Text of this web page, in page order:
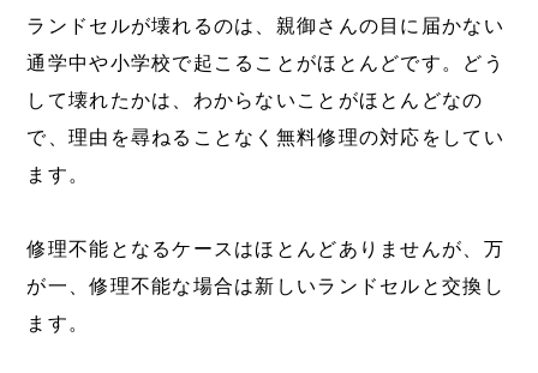
ランドセルが壊れるのは、親御さんの目に届かない
通学中や小学校で起こることがほとんどです。どう
して壊れたかは、わからないことがほとんどなの
で、理由を尋ねることなく無料修理の対応をしてい
ます。
修理不能となるケースはほとんどありませんが、万
が一、修理不能な場合は新しいランドセルと交換し
ます。